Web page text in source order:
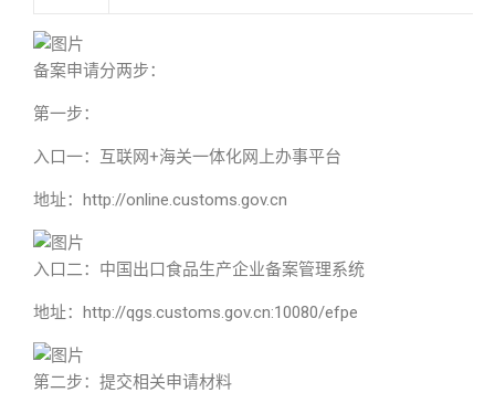
备案申请分两步：
第一步：
入口一：互联网+海关一体化网上办事平台
地址：http://online.customs.gov.cn
入口二：中国出口食品生产企业备案管理系统
地址：http://qgs.customs.gov.cn:10080/efpe
第二步：提交相关申请材料